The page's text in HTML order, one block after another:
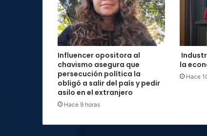
Influencer opositora al
chavismo asegura que
persecución política la
obligó a salir del país y pedir
asilo en el extranjero
Hace 9 horas
la
Hace